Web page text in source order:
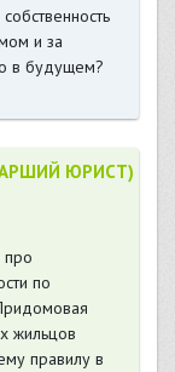
и за
в будущем?
ЮРИСТ)
про
по
жильцов
правилу в